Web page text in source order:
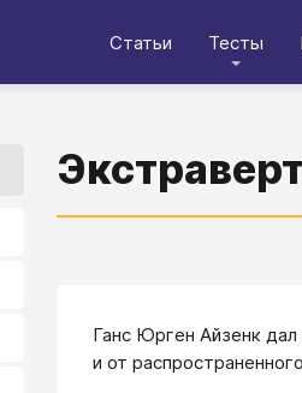
Статьи Тесты
Ганс Юрген Айзенк
и от